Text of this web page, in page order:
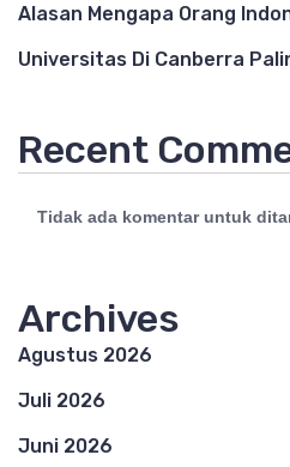
Alasan Mengapa Orang
Universitas Di Canberra
Recent
Tidak ada komentar untuk
Archives
Agustus 2026
Juli 2026
Juni 2026